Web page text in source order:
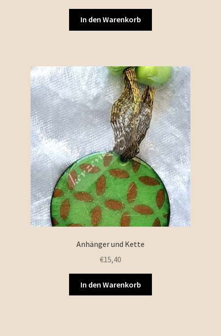
In den Warenkorb
Anhänger und Kette
€15,40
In den Warenkorb